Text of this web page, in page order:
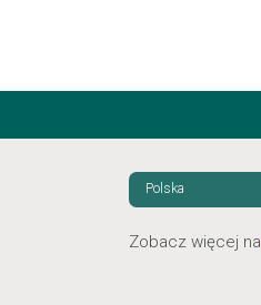
Polska
Zobacz więcej na